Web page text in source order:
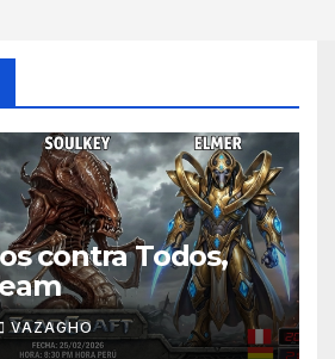
contra Todos,
VAZAGHO